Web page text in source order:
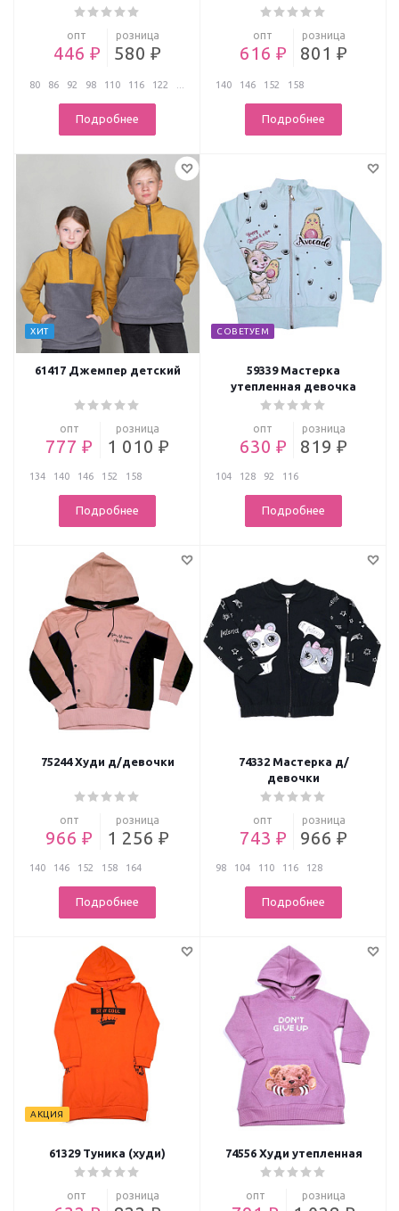
опт
446 ₽
розница
580 ₽
80 86 92 98 110 116 122
Подробнее
опт
616 ₽
розница
801 ₽
140 146 152 158
Подробнее
ХИТ
61417 Джемпер детский
опт
777 ₽
розница
1 010 ₽
134 140 146 152 158
Подробнее
СОВЕТУЕМ
59339 Мастерка
утепленная девочка
опт
630 ₽
розница
819 ₽
104 128 92 116
Подробнее
75244 Худи д/девочки
опт
966 ₽
розница
1 256 ₽
140 146 152 158 164
Подробнее
74332 Мастерка д/
девочки
опт
743 ₽
розница
966 ₽
98 104 110 116 128
Подробнее
АКЦИЯ
61329 Туника (худи)
опт розница
74556 Худи утепленная
опт розница